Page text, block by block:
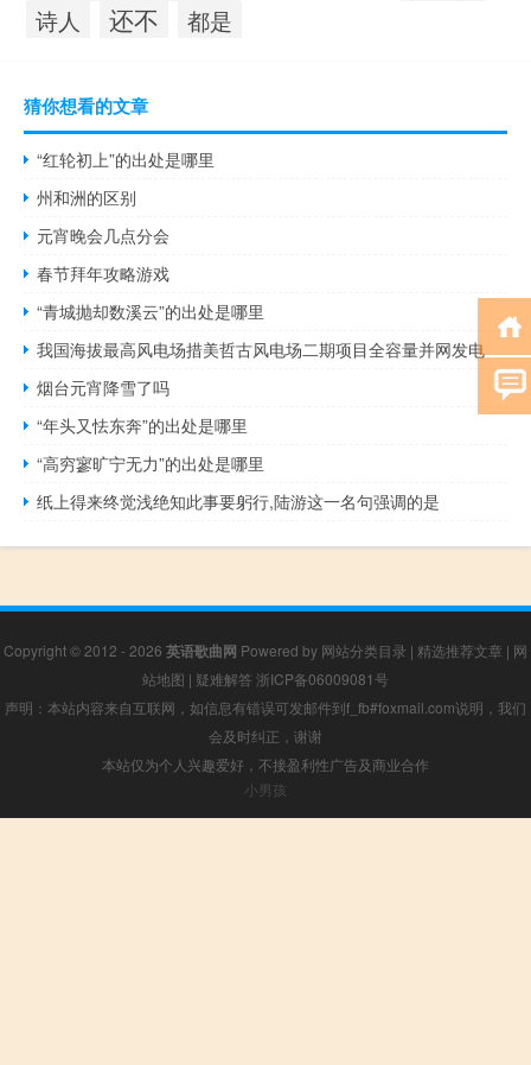
诗人 还不 都是
猜你想看的文章
“红轮初上”的出处是哪里
州和洲的区别
元宵晚会几点分会
春节拜年攻略游戏
“青城抛却数溪云”的出处是哪里
我国海拔最高风电场措美哲古风电场二期项目全容量并网发电
烟台元宵降雪了吗
“年头又怯东奔”的出处是哪里
“高穷寥旷宁无力”的出处是哪里
纸上得来终觉浅绝知此事要躬行,陆游这一名句强调的是
Copyright © 2012 - 2026 英语歌曲网 Powered by 网站分类目录 | 精选推荐文章 | 网
站地图 | 疑难解答 浙ICP备06009081号
声明：本站内容来自互联网，如信息有错误可发邮件到f_fb#foxmail.com说明，我们
会及时纠正，谢谢
本站仅为个人兴趣爱好，不接盈利性广告及商业合作
小男孩